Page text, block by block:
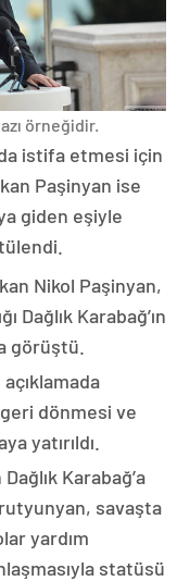
örneğidir.
istifa etmesi için
Paşinyan ise
giden eşiyle
Nikol Paşinyan,
Dağlık Karabağ’ın
görüştü.
geri dönmesi ve
yatırıldı.
Karabağ’a
savaşta
yardım
statüsü